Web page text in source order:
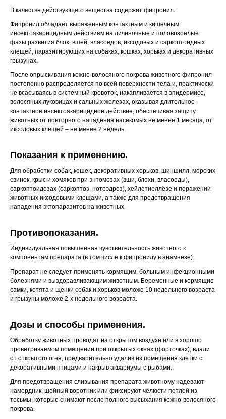
В качестве действующего вещества содержит фипронил.
Фипронил обладает выраженным контактным и кишечным
инсектоакарицидным действием на личиночные и половозрелые
фазы развития блох, вшей, власоедов, иксодовых и саркоптоидных
клещей, паразитирующих на собаках, кошках, хорьках и декоративных
грызунах.
После опрыскивания кожно-волосяного покрова животного фипронил
постепенно распределяется по всей поверхности тела и, практически
не всасываясь в системный кровоток, накапливается в эпидермисе,
волосяных луковицах и сальных железах, оказывая длительное
контактное инсектоакарицидное действие, обеспечивая защиту
животных от повторного нападения насекомых не менее 1 месяца, от
иксодовых клещей – не менее 2 недель.
Показания к применению.
Для обработки собак, кошек, декоративных хорьков, шиншилл, морских
свинок, крыс и хомяков при энтомозах (вши, блохи, власоеды),
саркоптоидозах (саркоптоз, нотоэдроз), хейлетиеллёзе и поражении
животных иксодовыми клещами, а также для предотвращения
нападения эктопаразитов на животных.
Противопоказания.
Индивидуальная повышенная чувствительность животного к
компонентам препарата (в том числе к фипронилу в анамнезе).
Препарат не следует применять кормящим, больным инфекционными
болезнями и выздоравливающим животным. Беременные и кормящие
самки, котята и щенки собак и хорьков моложе 10 недельного возраста
и грызуны моложе 2-х недельного возраста.
Дозы и способы применения.
Обработку животных проводят на открытом воздухе или в хорошо
проветриваемом помещении при открытых окнах (форточках), вдали
от открытого огня, предварительно удалив из помещения клетки с
декоративными птицами и накрыв аквариумы с рыбами.
Для предотвращения слизывания препарата животному надевают
намордник, шейный воротник или фиксируют челюсти петлей из
тесьмы, которые снимают после полного высыхания кожно-волосяного
покрова.